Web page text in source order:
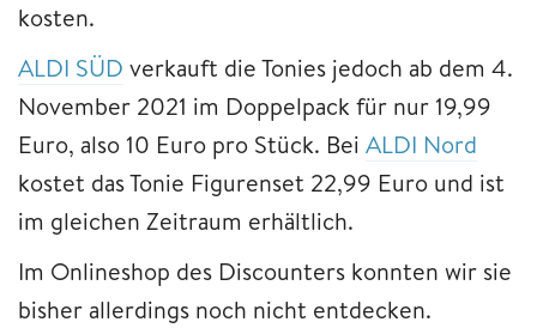
kosten.
ALDI SÜD verkauft die Tonies jedoch ab dem 4.
November 2021 im Doppelpack für nur 19,99
Euro, also 10 Euro pro Stück. Bei ALDI Nord
kostet das Tonie Figurenset 22,99 Euro und ist
im gleichen Zeitraum erhältlich.
Im Onlineshop des Discounters konnten wir sie
bisher allerdings noch nicht entdecken.